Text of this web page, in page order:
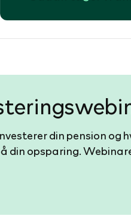
din pension og
din opsparing.